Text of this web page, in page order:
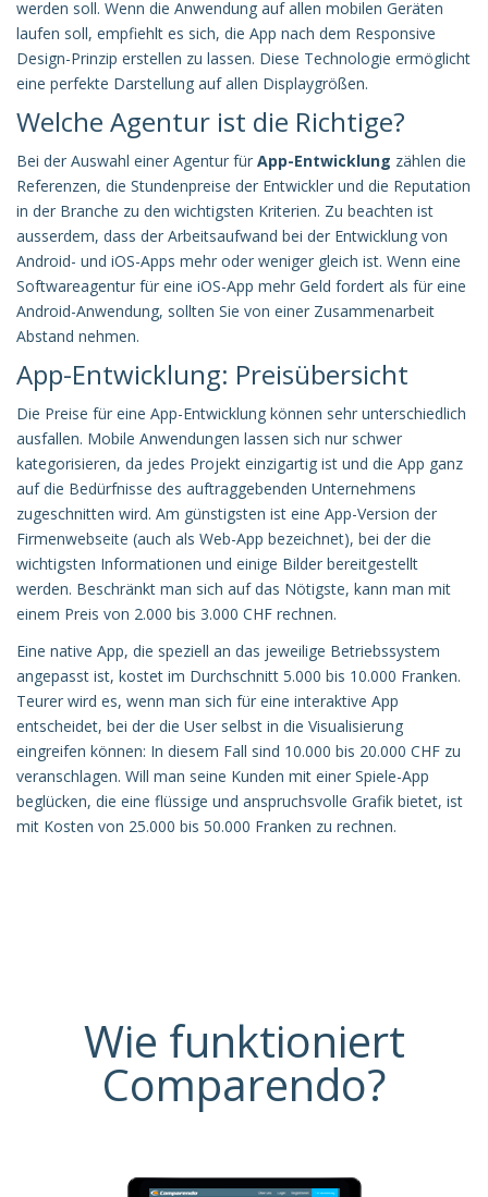
werden soll. Wenn die Anwendung auf allen mobilen Geräten
laufen soll, empfiehlt es sich, die App nach dem Responsive
Design-Prinzip erstellen zu lassen. Diese Technologie ermöglicht
eine perfekte Darstellung auf allen Displaygrößen.
Welche Agentur ist die Richtige?
Bei der Auswahl einer Agentur für App-Entwicklung zählen die
Referenzen, die Stundenpreise der Entwickler und die Reputation
in der Branche zu den wichtigsten Kriterien. Zu beachten ist
ausserdem, dass der Arbeitsaufwand bei der Entwicklung von
Android- und iOS-Apps mehr oder weniger gleich ist. Wenn eine
Softwareagentur für eine iOS-App mehr Geld fordert als für eine
Android-Anwendung, sollten Sie von einer Zusammenarbeit
Abstand nehmen.
App-Entwicklung: Preisübersicht
Die Preise für eine App-Entwicklung können sehr unterschiedlich
ausfallen. Mobile Anwendungen lassen sich nur schwer
kategorisieren, da jedes Projekt einzigartig ist und die App ganz
auf die Bedürfnisse des auftraggebenden Unternehmens
zugeschnitten wird. Am günstigsten ist eine App-Version der
Firmenwebseite (auch als Web-App bezeichnet), bei der die
wichtigsten Informationen und einige Bilder bereitgestellt
werden. Beschränkt man sich auf das Nötigste, kann man mit
einem Preis von 2.000 bis 3.000 CHF rechnen.
Eine native App, die speziell an das jeweilige Betriebssystem
angepasst ist, kostet im Durchschnitt 5.000 bis 10.000 Franken.
Teurer wird es, wenn man sich für eine interaktive App
entscheidet, bei der die User selbst in die Visualisierung
eingreifen können: In diesem Fall sind 10.000 bis 20.000 CHF zu
veranschlagen. Will man seine Kunden mit einer Spiele-App
beglücken, die eine flüssige und anspruchsvolle Grafik bietet, ist
mit Kosten von 25.000 bis 50.000 Franken zu rechnen.
Wie funktioniert
Comparendo?